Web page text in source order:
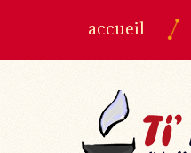
accueil